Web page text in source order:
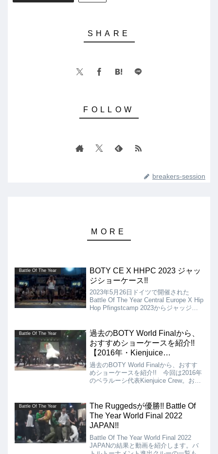
breakers-session
Battle Of The Year
BOTY CE X HHPC 2023 ジャッ
ジショーケース!!
2023年5月26日ドイツで開催された
Battle Of The Year Central Europe X Hip
Hop Pfingstcamp 2023からジャッジシ
5名。
Battle Of The Year
過去のBOTY World Finalから、
おすすめショーケースを紹介!!
【2016年・Kienjuice
Crew（Belarus）】
過去のBOTY World Finalから、おすす
めショーケースを紹介!! 今回は2016年
のベラルーシ代表Kienjuice Crew。おそ
ったのではないでしょうか？
Battle Of The Year
The Ruggedsが優勝!! Battle Of
The Year World Final 2022
JAPAN!!
Battle Of The Year World Final 2022
JAPANの結果と動画を紹介します。バ